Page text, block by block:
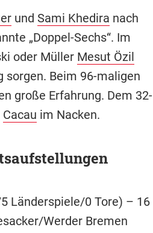
und Sami Khedira nach
„Doppel-Sechs“. Im
oder Müller Mesut Özil
sorgen. Beim 96-maligen
große Erfahrung. Dem 32-
Cacau im Nacken.
Länderspiele/0 Tore) – 16
Werder Bremen